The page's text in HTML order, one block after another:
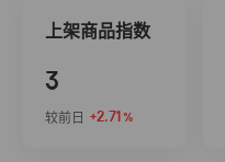
上架商品指数
3
较前日 +2.71 %